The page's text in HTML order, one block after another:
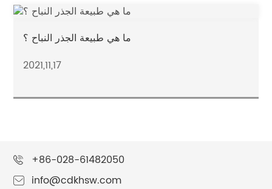
ما هي طبيعة الجذر النباح ؟
2021,11,17
+86-028-61482050
info@cdkhsw.com